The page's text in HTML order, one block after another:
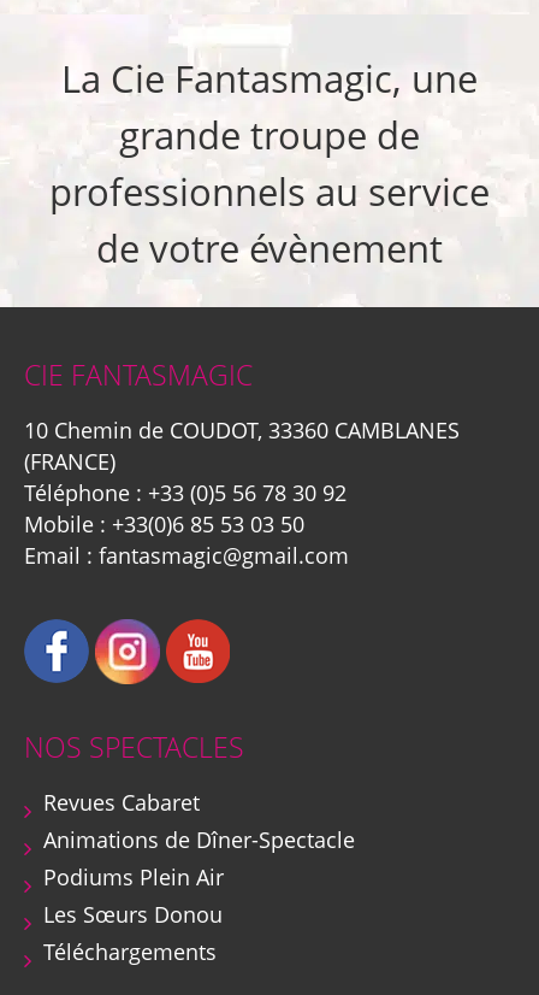
La Cie Fantasmagic, une
grande troupe de
professionnels au service
de votre évènement
CIE FANTASMAGIC
10 Chemin de COUDOT, 33360 CAMBLANES
(FRANCE)
Téléphone : +33 (0)5 56 78 30 92
Mobile : +33(0)6 85 53 03 50
Email : fantasmagic@gmail.com
NOS SPECTACLES
Revues Cabaret
Animations de Dîner-Spectacle
Podiums Plein Air
Les Sœurs Donou
Téléchargements